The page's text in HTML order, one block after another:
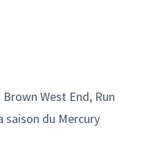
West End, Run
saison du Mercury